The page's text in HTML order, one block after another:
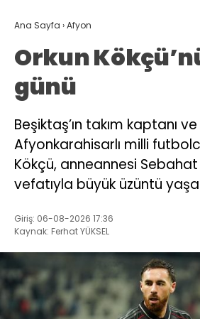
Ana Sayfa ›Afyon
Orkun
günü
Beşiktaş’ın takım kaptanı ve
Afyonkarahisarlı milli
Kökçü, anneannesi Sebahat
vefatıyla büyük üzüntü
Giriş: 06-08-2026 17:36
Kaynak: Ferhat YÜKSEL